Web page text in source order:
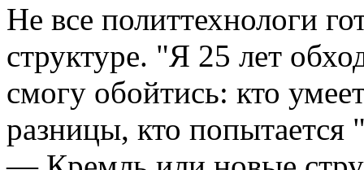
Не все политтехнологи
структуре. "Я 25 лет
смогу обойтись: кто
разницы, кто попытается